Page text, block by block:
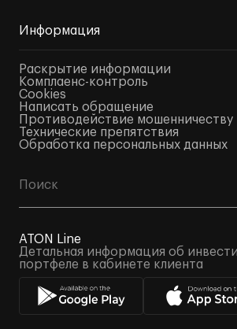
Информация
Раскрытие информации
Комплаенс-контроль
Cookies
Написать обращение
Противодействие мошенничеству
Технические препятствия
Обработка персональных данных
ATON Line
Детальная информация об
портфеле в кабинете клиента